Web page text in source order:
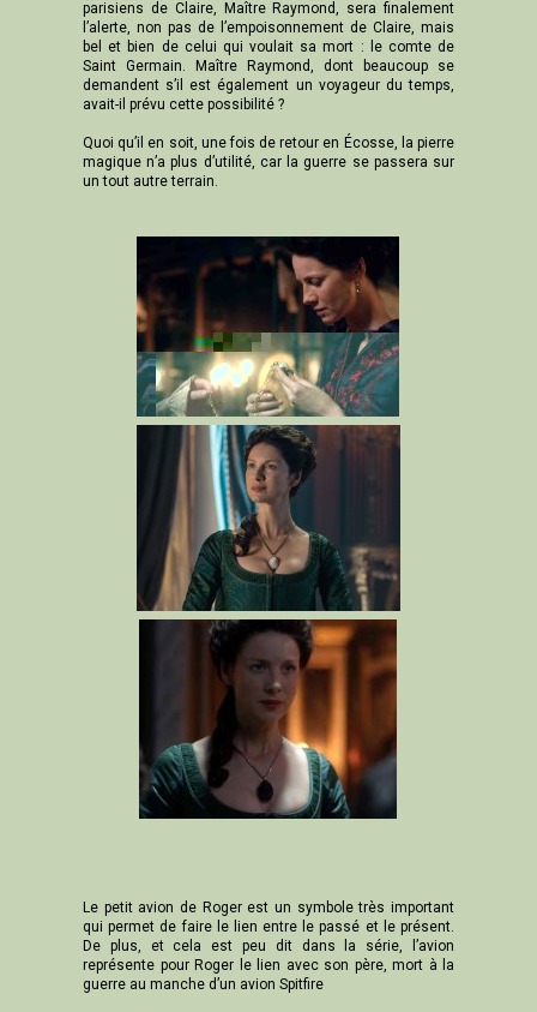
parisiens de Claire, Maître Raymond, sera finalement
l’alerte, non pas de l’empoisonnement de Claire, mais
bel et bien de celui qui voulait sa mort : le comte de
Saint Germain. Maître Raymond, dont beaucoup se
demandent s’il est également un voyageur du temps,
avait-il prévu cette possibilité ?
Quoi qu’il en soit, une fois de retour en Écosse, la pierre
magique n’a plus d’utilité, car la guerre se passera sur
un tout autre terrain.
Le petit avion de Roger est un symbole très important
qui permet de faire le lien entre le passé et le présent.
De plus, et cela est peu dit dans la série, l’avion
représente pour Roger le lien avec son père, mort à la
guerre au manche d’un avion Spitfire